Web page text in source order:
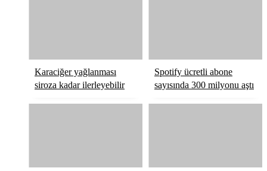
Röportaj
Karaciğer yağlanması
siroza kadar ilerleyebilir
Spotify ücretli abone
sayısında 300 milyonu aştı